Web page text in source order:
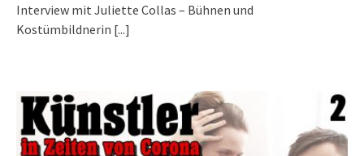
Interview mit Juliette Collas – Bühnen und
Kostümbildnerin [...]